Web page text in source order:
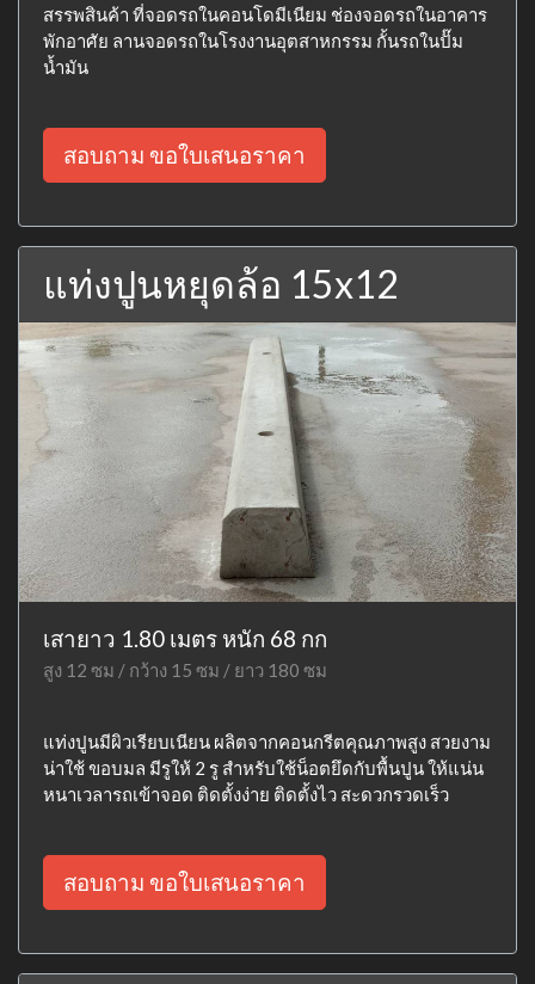
สรรพสินค้า ที่จอดรถในคอนโดมีเนียม ช่องจอดรถในอาคาร
พักอาศัย ลานจอดรถในโรงงานอุตสาหกรรม กั้นรถในปั๊ม
น้ำมัน
สอบถาม ขอใบเสนอราคา
แท่งปูนหยุดล้อ 15x12
เสายาว 1.80 เมตร หนัก 68 กก
สูง 12 ซม / กว้าง 15 ซม / ยาว 180 ซม
แท่งปูนมีผิวเรียบเนียน ผลิตจากคอนกรีตคุณภาพสูง สวยงาม
น่าใช้ ขอบมล มีรูให้ 2 รู สำหรับใช้น็อตยึดกับพื้นปูน ให้แน่น
หนาเวลารถเข้าจอด ติดตั้งง่าย ติดตั้งไว สะดวกรวดเร็ว
สอบถาม ขอใบเสนอราคา